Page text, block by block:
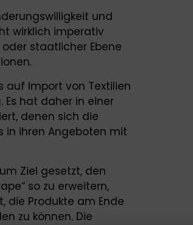
und
wirklich imperativ
staatlicher Ebene
auf Import von Textilien
Es hat daher in einer
denen sich die
in ihren Angeboten mit
Ziel gesetzt, den
so zu erweitern,
die Produkte am Ende
zu können. Die